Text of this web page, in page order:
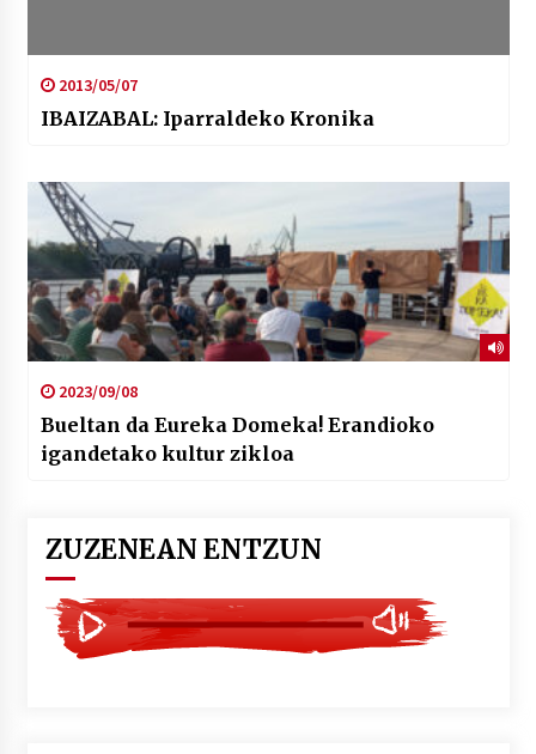
2013/05/07
IBAIZABAL: Iparraldeko Kronika
2023/09/08
Bueltan da Eureka Domeka! Erandioko
igandetako kultur zikloa
ZUZENEAN ENTZUN